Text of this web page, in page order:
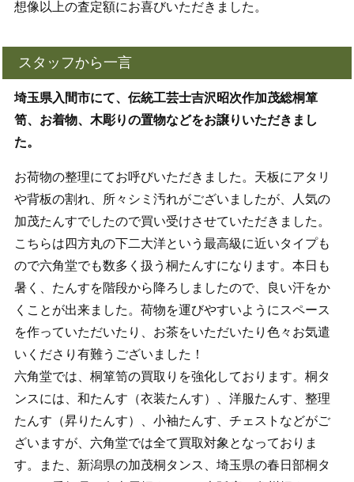
想像以上の査定額にお喜びいただきました。
スタッフから一言
埼玉県入間市にて、伝統工芸士吉沢昭次作加茂総桐箪
笥、お着物、木彫りの置物などをお譲りいただきまし
た。
お荷物の整理にてお呼びいただきました。天板にアタリ
や背板の割れ、所々シミ汚れがございましたが、人気の
加茂たんすでしたので買い受けさせていただきました。
こちらは四方丸の下二大洋という最高級に近いタイプも
ので六角堂でも数多く扱う桐たんすになります。本日も
暑く、たんすを階段から降ろしましたので、良い汗をか
くことが出来ました。荷物を運びやすいようにスペース
を作っていただいたり、お茶をいただいたり色々お気遣
いくださり有難うございました！
六角堂では、桐箪笥の買取りを強化しております。桐タ
ンスには、和たんす（衣装たんす）、洋服たんす、整理
たんす（昇りたんす）、小袖たんす、チェストなどがご
ざいますが、六角堂では全て買取対象となっておりま
す。また、新潟県の加茂桐タンス、埼玉県の春日部桐タ